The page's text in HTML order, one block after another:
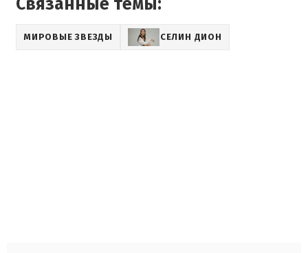
Связанные темы:
МИРОВЫЕ ЗВЕЗДЫ СЕЛИН ДИОН